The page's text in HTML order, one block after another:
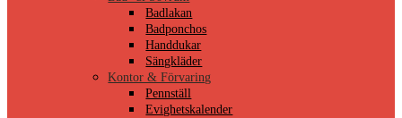
Badlakan
Badponchos
Handdukar
Sängkläder
Kontor & Förvaring
Pennställ
Evighetskalender